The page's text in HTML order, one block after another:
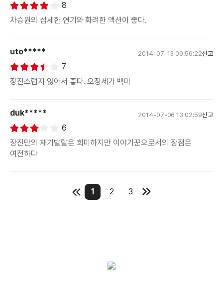
8
차승원의 섬세한 연기와 화려한 액션이 좋다.
uto***** 2014-07-13 09:56:22신고
7
장진스럽지 않아서 좋다. 오정세가 백미
duk***** 2014-07-06 13:02:59신고
6
장진만의 재기발랄은 희미하지만 이야기꾼으로서의 장점은
여전하다
1 2 3